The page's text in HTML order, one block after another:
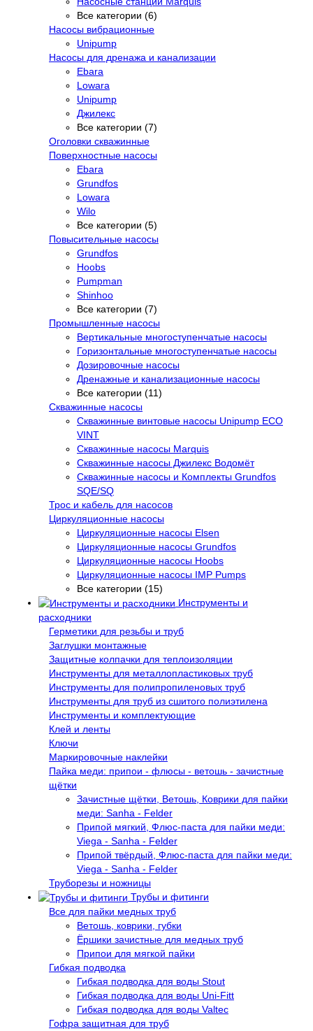
Все категории (6)
Насосы вибрационные
Unipump
Насосы для дренажа и канализации
Ebara
Lowara
Unipump
Джилекс
Все категории (7)
Оголовки скважинные
Поверхностные насосы
Ebara
Grundfos
Lowara
Wilo
Все категории (5)
Повысительные насосы
Grundfos
Hoobs
Pumpman
Shinhoo
Все категории (7)
Промышленные насосы
Вертикальные многоступенчатые насосы
Горизонтальные многоступенчатые насосы
Дозировочные насосы
Дренажные и канализационные насосы
Все категории (11)
Скважинные насосы
Скважинные винтовые насосы Unipump ECO
VINT
Скважинные насосы Marquis
Скважинные насосы Джилекс Водомёт
Скважинные насосы и Комплекты Grundfos
SQE/SQ
Трос и кабель для насосов
Циркуляционные насосы
Циркуляционные насосы Elsen
Циркуляционные насосы Grundfos
Циркуляционные насосы Hoobs
Циркуляционные насосы IMP Pumps
Все категории (15)
Инструменты и
расходники
Герметики для резьбы и труб
Заглушки монтажные
Защитные колпачки для теплоизоляции
Инструменты для металлопластиковых труб
Инструменты для полипропиленовых труб
Инструменты для труб из сшитого полиэтилена
Инструменты и комплектующие
Клей и ленты
Ключи
Маркировочные наклейки
Пайка меди: припои - флюсы - ветошь - зачистные
щётки
Зачистные щётки, Ветошь, Коврики для пайки
меди: Sanha - Felder
Припой мягкий, Флюс-паста для пайки меди:
Viega - Sanha - Felder
Припой твёрдый, Флюс-паста для пайки меди:
Viega - Sanha - Felder
Труборезы и ножницы
Трубы и фитинги
Все для пайки медных труб
Ветошь, коврики, губки
Ёршики зачистные для медных труб
Припои для мягкой пайки
Гибкая подводка
Гибкая подводка для воды Stout
Гибкая подводка для воды Uni-Fitt
Гибкая подводка для воды Valtec
Гофра защитная для труб